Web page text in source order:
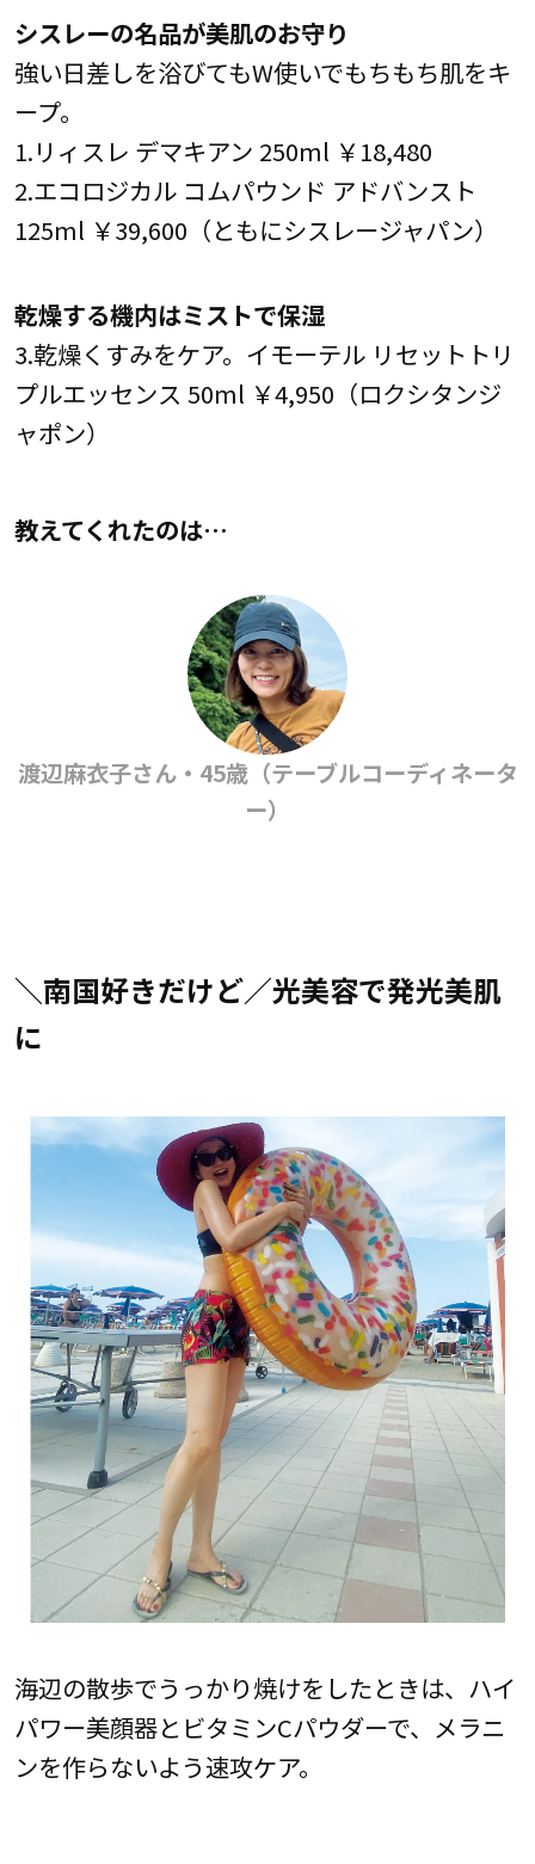
シスレーの名品が美肌のお守り
強い日差しを浴びてもW使いでもちもち肌をキ
ープ。
1.リィスレ デマキアン 250ml ￥18,480
2.エコロジカル コムパウンド アドバンスト
125ml ￥39,600（ともにシスレージャパン）
乾燥する機内はミストで保湿
3.乾燥くすみをケア。イモーテル リセットトリ
プルエッセンス 50ml ￥4,950（ロクシタンジ
ャポン）
教えてくれたのは…
渡辺麻衣子さん・45歳（テーブルコーディネータ
ー）
＼南国好きだけど／光美容で発光美肌
に
海辺の散歩でうっかり焼けをしたときは、ハイ
パワー美顔器とビタミンCパウダーで、メラニ
ンを作らないよう速攻ケア。